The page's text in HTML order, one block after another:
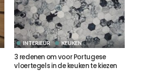
INTERIEUR KEUKEN
3 redenen om voor Portugese
vloertegels in de keuken te kiezen